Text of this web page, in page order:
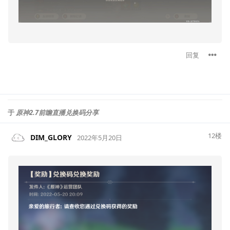
回复
于 原神2.7前瞻直播兑换码分享
DIM_GLORY 2022年5月20日 12楼